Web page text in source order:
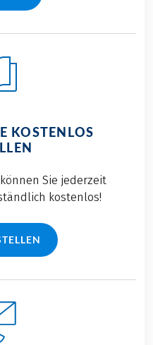
KOSTENLOS
Sie jederzeit
kostenlos!